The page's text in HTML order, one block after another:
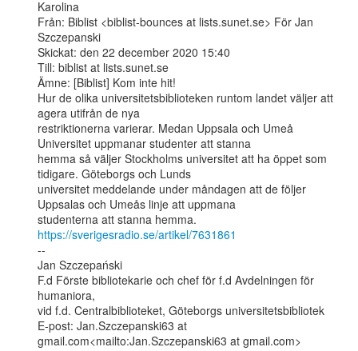
Karolina
Från: Biblist <biblist-bounces at lists.sunet.se> För Jan
Szczepanski
Skickat: den 22 december 2020 15:40
Till: biblist at lists.sunet.se
Ämne: [Biblist] Kom inte hit!
Hur de olika universitetsbiblioteken runtom landet väljer att
agera utifrån de nya
restriktionerna varierar. Medan Uppsala och Umeå
Universitet uppmanar studenter att stanna
hemma så väljer Stockholms universitet att ha öppet som
tidigare. Göteborgs och Lunds
universitet meddelande under måndagen att de följer
Uppsalas och Umeås linje att uppmana
https://sverigesradio.se/artikel/7631861
--
Jan Szczepański
F.d Förste bibliotekarie och chef för f.d Avdelningen för
humaniora,
vid f.d. Centralbiblioteket, Göteborgs universitetsbibliotek
E-post: Jan.Szczepanski63 at
gmail.com<mailto:Jan.Szczepanski63 at gmail.com>